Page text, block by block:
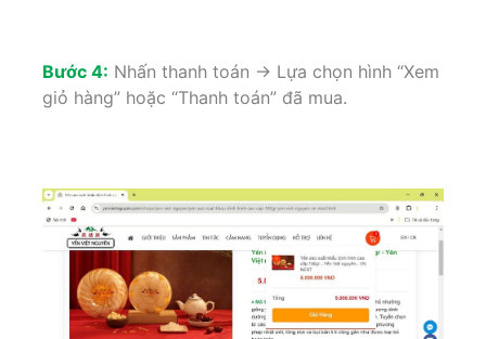
Bước 4: Nhấn thanh toán -> Lựa chọn hình “Xem
giỏ hàng” hoặc “Thanh toán” đã mua.